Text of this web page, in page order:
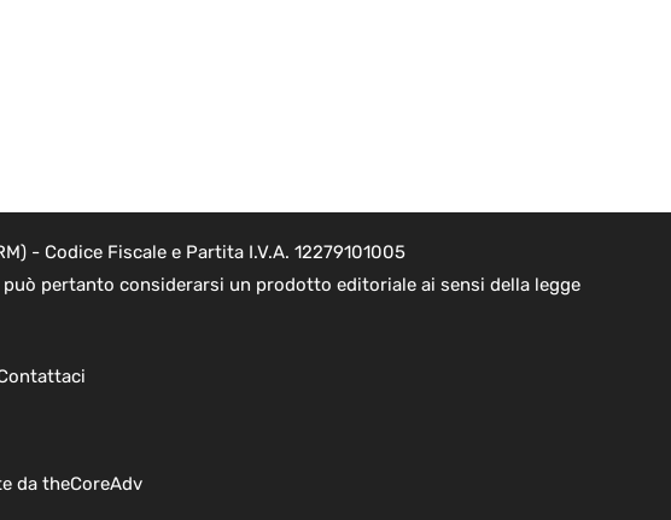
- Codice Fiscale e Partita I.V.A. 12279101005
pertanto considerarsi un prodotto editoriale ai sensi della legge
da theCoreAdv